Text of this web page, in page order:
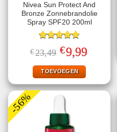
Nivea Sun Protect And
Bronze Zonnebrandolie
Spray SPF20 200ml
Gewaardeerd
4.78uit 5
€23,49 Oorspronkelijke
prijs
was:
€23,49.
€9,99Huidige
prijs
TOEVOEGEN
-56%